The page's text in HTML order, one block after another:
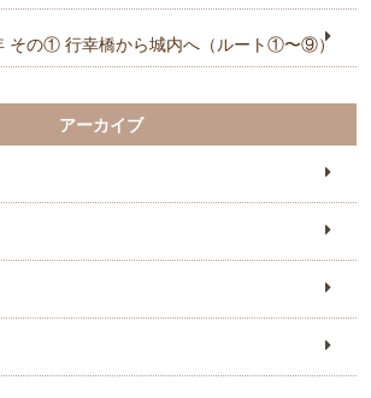
その① 行幸橋から城内へ（ルート①〜⑨）
アーカイブ